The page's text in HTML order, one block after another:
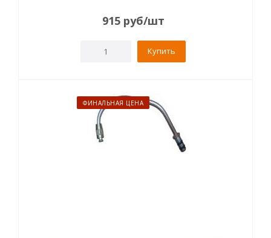
915 руб/шт
Купить
ФИНАЛЬНАЯ ЦЕНА